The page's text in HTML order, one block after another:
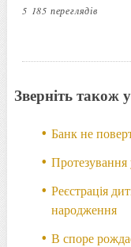
5 185 переглядів
Зверніть також
Банк не
Реєстрація
народження
В споре